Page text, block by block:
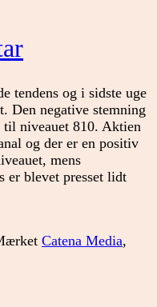
tendens og i sidste uge
Den negative stemning
til niveauet 810. Aktien
og der er en positiv
mens
er blevet presset lidt
Catena Media,